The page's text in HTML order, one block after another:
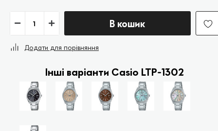
В кошик
Додати для порівняння
Інші варіанти Casio LTP-1302